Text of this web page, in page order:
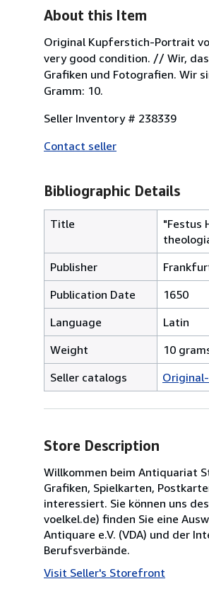
About this Item
Original Kupferstich-Portrait
very good condition. // Wir,
Grafiken und Fotografien. Wir
Gramm: 10.
Seller Inventory # 238339
Contact seller
Bibliographic Details
Title
"Festus
Publisher
Publication Date
1650
Language
Latin
Weight
10
Seller catalogs
Store Description
Willkommen beim Antiquariat
Grafiken, Spielkarten,
interessiert. Sie können uns
voelkel.de) finden Sie eine
Antiquare e.V. (VDA) und der
Berufsverbände.
Visit Seller's Storefront